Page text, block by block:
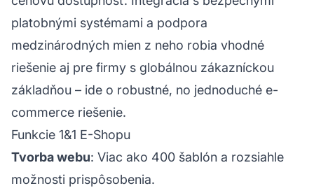
platobnými systémami a podpora
medzinárodných mien z neho robia vhodné
riešenie aj pre firmy s globálnou zákazníckou
základňou – ide o robustné, no jednoduché e-
commerce riešenie.
Funkcie 1&1 E-Shopu
Tvorba webu: Viac ako 400 šablón a rozsiahle
možnosti prispôsobenia.